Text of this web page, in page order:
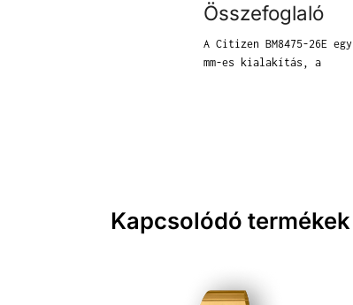
Összefoglaló
A Citizen BM8475-26E
mm-es kialakítás, a
Kapcsolódó termékek